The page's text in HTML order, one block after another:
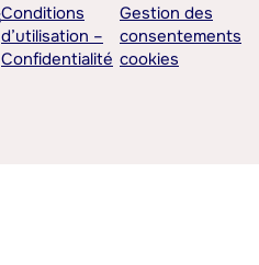
Conditions
d’utilisation –
Confidentialité
Gestion des
consentements
cookies